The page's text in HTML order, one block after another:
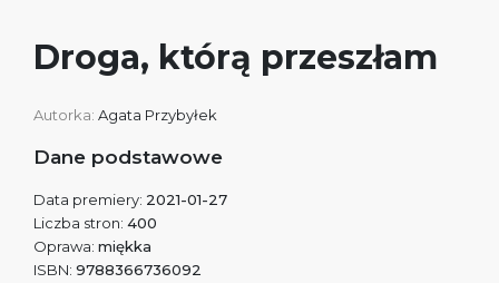
Droga, którą przeszłam
Autorka: Agata Przybyłek
Dane podstawowe
Data premiery: 2021-01-27
Liczba stron: 400
Oprawa: miękka
ISBN: 9788366736092